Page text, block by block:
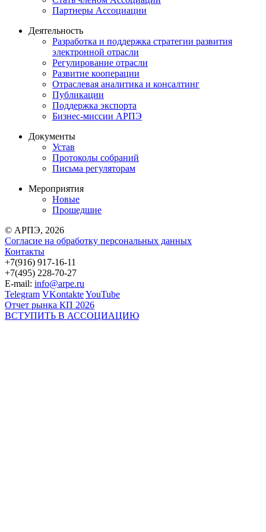
Партнеры Ассоциации
Деятельность
Разработка и поддержка стратегии развития
электронной отрасли
Регулирование отрасли
Развитие кооперации
Отраслевая аналитика и консалтинг
Публикации
Поддержка экспорта
Бизнес-миссии АРПЭ
Документы
Устав
Протоколы собраний
Письма регуляторам
Мероприятия
Новые
Прошедшие
© АРПЭ, 2026
Согласие на обработку персональных данных
Контакты
+7(916) 917-16-11
+7(495) 228-70-27
E-mail: info@arpe.ru
Telegram VKontakteYouTube
Отчет рынка КП 2026
ВСТУПИТЬ В АССОЦИАЦИЮ